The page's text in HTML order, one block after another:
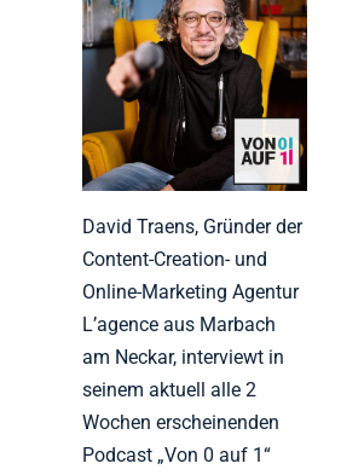
David Traens, Gründer der
Content-Creation- und
Online-Marketing Agentur
L’agence aus Marbach
am Neckar, interviewt in
seinem aktuell alle 2
Wochen erscheinenden
Podcast „Von 0 auf 1“